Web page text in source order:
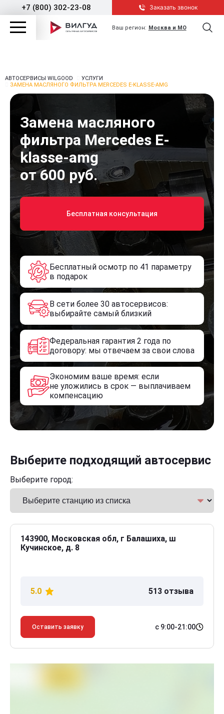
+7 (800) 302-23-08 Заказать звонок
Ваш регион: Москва и МО
АВТОСЕРВИСЫ WILGOOD
УСЛУГИ
ЗАМЕНА МАСЛЯНОГО ФИЛЬТРА MERCEDES E-KLASSE-AMG
Замена масляного
фильтра Mercedes E-
klasse-amg
от 600 руб.
Бесплатная консультация
Бесплатный осмотр по 41 параметру
в подарок
В сети более 30 автосервисов:
выбирайте самый близкий
Федеральная гарантия 2 года по
договору: мы отвечаем за свои слова
Экономим ваше время: если
не уложились в срок — выплачиваем
компенсацию
Выберите подходящий автосервис
Выберите город:
143900, Московская обл, г Балашиха, ш
Кучинское, д. 8
5.0 513 отзыва
Оставить заявку с 9:00-21:00